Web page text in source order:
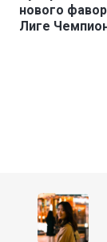
нового
Лиге